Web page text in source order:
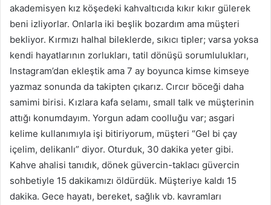
akademisyen kız köşedeki kahvaltıcıda kıkır kıkır gülerek
beni izliyorlar. Onlarla iki beşlik bozardım ama müşteri
bekliyor. Kırmızı halhal bileklerde, sıkıcı tipler; varsa yoksa
kendi hayatlarının zorlukları, tatil dönüşü sorumlulukları,
Instagram’dan ekleştik ama 7 ay boyunca kimse kimseye
yazmaz sonunda da takipten çıkarız. Cırcır böceği daha
samimi birisi. Kızlara kafa selamı, small talk ve müşterinin
attığı konumdayım. Yorgun adam coolluğu var; asgari
kelime kullanımıyla işi bitiriyorum, müşteri “Gel bi çay
içelim, delikanlı” diyor. Oturduk, 30 dakika yeter gibi.
Kahve ahalisi tanıdık, dönek güvercin-taklacı güvercin
sohbetiyle 15 dakikamızı öldürdük. Müşteriye kaldı 15
dakika. Gece hayatı, bereket, sağlık vb. kavramları